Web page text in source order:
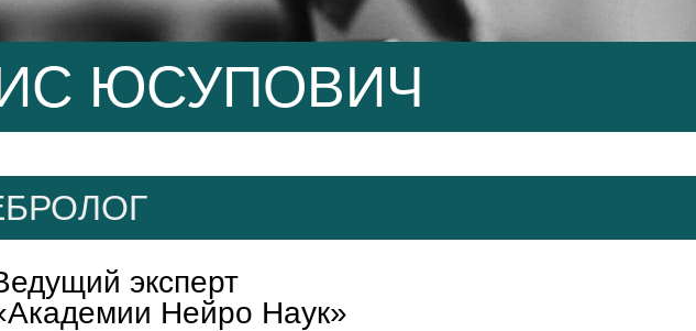
ЮСУПОВИЧ
эксперт
Нейро Наук»